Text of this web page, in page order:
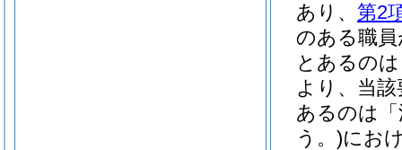
あり、 第2
のある職
とあるの
より、当
あるのは
う。)にお